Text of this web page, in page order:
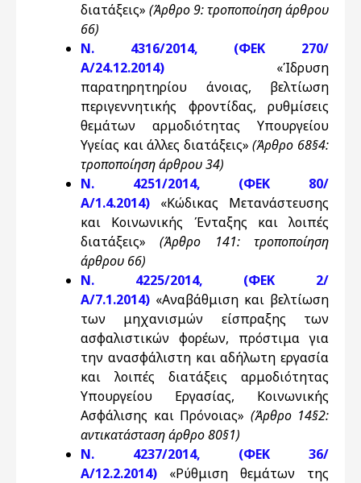
διατάξεις» (Άρθρο 9: τροποποίηση άρθρου
66)
Ν. 4316/2014, (ΦΕΚ 270/
Α/24.12.2014) «Ίδρυση
παρατηρητηρίου άνοιας, βελτίωση
περιγεννητικής φροντίδας, ρυθμίσεις
θεμάτων αρμοδιότητας Υπουργείου
Υγείας και άλλες διατάξεις»(Άρθρο 68§4:
τροποποίηση άρθρου 34)
Ν. 4251/2014, (ΦΕΚ 80/
Α/1.4.2014) «Κώδικας Μετανάστευσης
και Κοινωνικής Ένταξης και λοιπές
διατάξεις»(Άρθρο 141: τροποποίηση
άρθρου 66)
Ν. 4225/2014, (ΦΕΚ 2/
Α/7.1.2014) «Αναβάθμιση και βελτίωση
των μηχανισμών είσπραξης των
ασφαλιστικών φορέων, πρόστιμα για
την ανασφάλιστη και αδήλωτη εργασία
και λοιπές διατάξεις αρμοδιότητας
Υπουργείου Εργασίας, Κοινωνικής
Ασφάλισης και Πρόνοιας» (Άρθρο 14§2:
αντικατάσταση άρθρο 80§1)
Ν. 4237/2014, (ΦΕΚ 36/
Α/12.2.2014) «Ρύθμιση θεμάτων της